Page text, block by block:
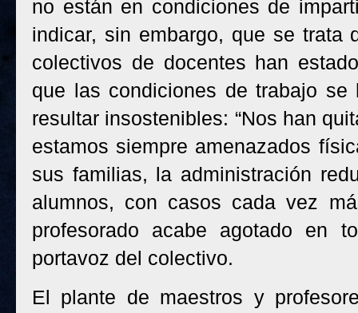
no están en condiciones de
indicar, sin embargo, que se trata
colectivos de docentes han
que las condiciones de trabajo
resultar insostenibles: “Nos han
estamos siempre amenazados
sus familias, la administración
alumnos, con casos cada vez
profesorado acabe agotado en
portavoz del colectivo.
El plante de maestros y